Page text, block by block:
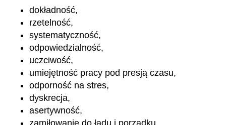
dokładność,
rzetelność,
systematyczność,
odpowiedzialność,
uczciwość,
umiejętność pracy pod presją czasu,
odporność na stres,
dyskrecja,
asertywność,